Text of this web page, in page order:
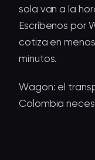
sola van a la
Escríbenos por
cotiza en
minutos.
Wagon: el
Colombia